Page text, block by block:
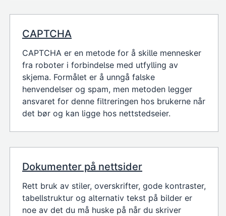
CAPTCHA
CAPTCHA er en metode for å skille mennesker
fra roboter i forbindelse med utfylling av
skjema. Formålet er å unngå falske
henvendelser og spam, men metoden legger
ansvaret for denne filtreringen hos brukerne når
det bør og kan ligge hos nettstedseier.
Dokumenter på nettsider
Rett bruk av stiler, overskrifter, gode kontraster,
tabellstruktur og alternativ tekst på bilder er
noe av det du må huske på når du skriver